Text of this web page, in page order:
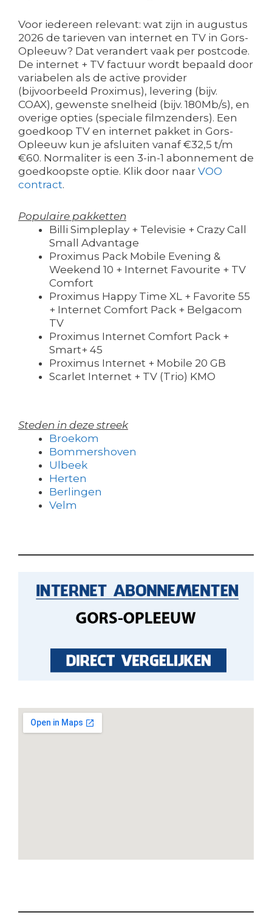
Voor iedereen relevant: wat zijn in augustus
2026 de tarieven van internet en TV in Gors-
Opleeuw? Dat verandert vaak per postcode.
De internet + TV factuur wordt bepaald door
variabelen als de active provider
(bijvoorbeeld Proximus), levering (bijv.
COAX), gewenste snelheid (bijv. 180Mb/s), en
overige opties (speciale filmzenders). Een
goedkoop TV en internet pakket in Gors-
Opleeuw kun je afsluiten vanaf €32,5 t/m
€60. Normaliter is een 3-in-1 abonnement de
goedkoopste optie. Klik door naar VOO
contract.
Populaire pakketten
Billi Simpleplay + Televisie + Crazy Call
Small Advantage
Proximus Pack Mobile Evening &
Weekend 10 + Internet Favourite + TV
Comfort
Proximus Happy Time XL + Favorite 55
+ Internet Comfort Pack + Belgacom
TV
Proximus Internet Comfort Pack +
Smart+ 45
Proximus Internet + Mobile 20 GB
Scarlet Internet + TV (Trio) KMO
Steden in deze streek
Broekom
Bommershoven
Ulbeek
Herten
Berlingen
Velm